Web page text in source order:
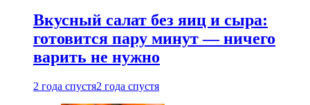
Вкусный салат без яиц и сыра:
готовится пару минут — ничего
варить не нужно
2 года спустя2 года спустя